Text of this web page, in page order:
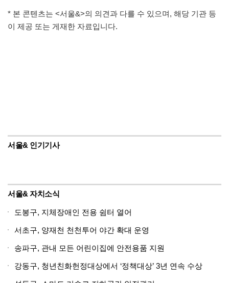
* 본 콘텐츠는 <서울&>의 의견과 다를 수 있으며, 해당 기관 등
이 제공 또는 게재한 자료입니다.
서울& 인기기사
서울& 자치소식
도봉구, 지체장애인 전용 쉼터 열어
서초구, 양재천 천천투어 야간 확대 운영
송파구, 관내 모든 어린이집에 안전용품 지원
강동구, 청년친화헌정대상에서 ‘정책대상’ 3년 연속 수상